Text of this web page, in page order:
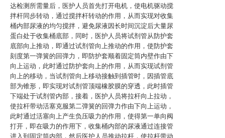
达检测所需量后，医护人员首先打开电机，使电机驱动搅
拌杆同步转动，通过搅拌杆转动的作用，从而实现对收集
桶内部尿液的均匀搅拌，避免尿液因长时间沉淀后大量尿
蛋白处于收集桶底部，同时，医护人员将试剂管从防护套
底部向上推动，即通过试剂管向上推动的作用，使防护套
刻度第一弹簧的回弹力，即防护套顺着固定筒内壁作由下
向上运动，此时通过防护套向上的作用，从而实现试剂管
向上的移动，当试剂管向上移动接触到插管时，因插管底
部为锥形，即实现对试剂管顶端橡胶膜的穿透，此时插管
下端处于试剂管内部，接着，医护人员将拉杆向上拉动，
使拉杆带动活塞克服第二弹簧的回弹力作由下向上运动，
此时通过活塞向上产生负压吸力的作用，使得第一单向阀
打开，即在吸力的作用下，收集桶内部的尿液通过连接管
进入到固定筒内部，然后医护人员推动拉杆，使拉杆带动